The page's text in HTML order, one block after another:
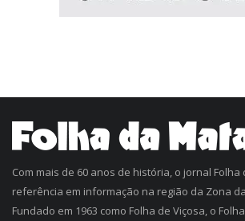
Com mais de 60 anos de história, o jornal Folha
referência em informação na região da Zona
Fundado em 1963 como Folha de Viçosa, o